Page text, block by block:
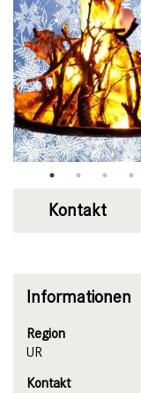
Kontakt
Informationen
Region
UR
Kontakt